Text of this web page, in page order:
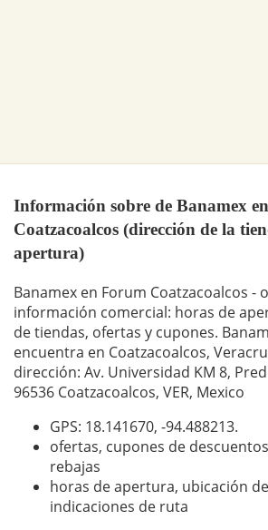
Información sobre de Banamex
Coatzacoalcos (dirección de la
apertura)
Banamex en Forum Coatzacoalcos -
información comercial: horas de
de tiendas, ofertas y cupones.
encuentra en Coatzacoalcos,
dirección: Av. Universidad KM 8,
96536 Coatzacoalcos, VER, Mexico
GPS: 18.141670, -94.488213.
ofertas, cupones de
rebajas
horas de apertura, ubicación
indicaciones de ruta